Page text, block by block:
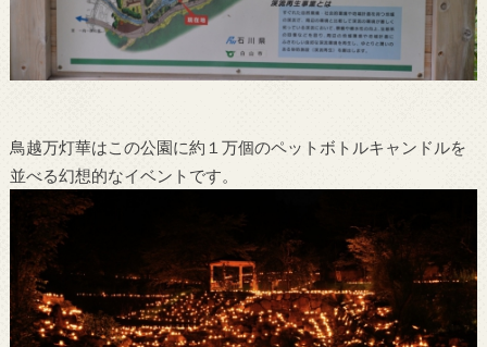
鳥越万灯華はこの公園に約１万個のペットボトルキャンドルを
並べる幻想的なイベントです。